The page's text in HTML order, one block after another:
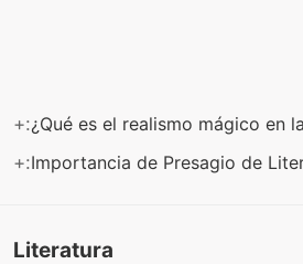
+:¿Qué es el realismo mágico en
+:Importancia de Presagio de
Literatura